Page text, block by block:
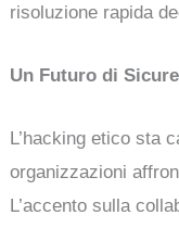
risoluzione rapida
Un Futuro di
L’hacking etico sta
organizzazioni
L’accento sulla